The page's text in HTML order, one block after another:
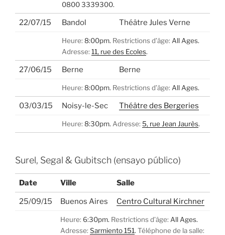
0800 3339300.
22/07/15 Bandol Théâtre Jules Verne
Heure: 8:00pm. Restrictions d’âge: All Ages.
Adresse: 11, rue des Ecoles.
27/06/15 Berne Berne
Heure: 8:00pm. Restrictions d’âge: All Ages.
03/03/15 Noisy-le-Sec Théâtre des Bergeries
Heure: 8:30pm. Adresse: 5, rue Jean Jaurès.
Surel, Segal & Gubitsch (ensayo público)
Date Ville Salle
25/09/15 Buenos Aires Centro Cultural Kirchner
Heure: 6:30pm. Restrictions d’âge: All Ages.
Adresse: Sarmiento 151. Téléphone de la salle: